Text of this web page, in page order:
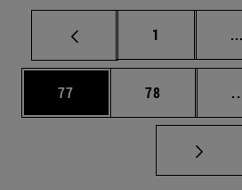
Página
1 ...
Página
77 Página
78